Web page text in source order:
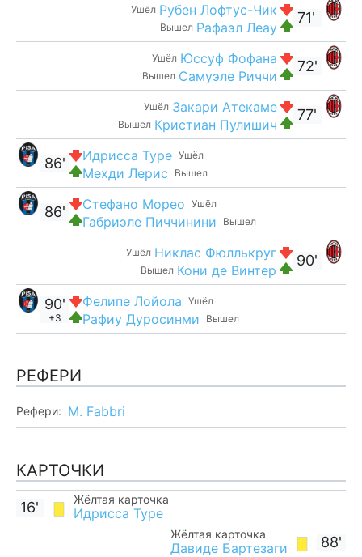
71'
Ушёл Рубен Лофтус-Чик
Вышел Рафаэл Леау
72'
Ушёл Юссуф Фофана
Вышел Самуэле Риччи
77'
Ушёл Закари Атекаме
Вышел Кристиан Пулишич
Ушёл
Идрисса Туре
Вышел
Мехди Лерис
86'
Ушёл
Стефано Морео
Вышел
Габриэле Пиччинини
86'
90'
Ушёл Никлас Фюллькруг
Вышел Кони де Винтер
Ушёл
Фелипе Лойола
Вышел
Рафиу Дуросинми
90'
+3
РЕФЕРИ
Рефери: M. Fabbri
КАРТОЧКИ
Жёлтая карточка
Идрисса Туре
16'
88'
Жёлтая карточка
Давиде Бартезаги